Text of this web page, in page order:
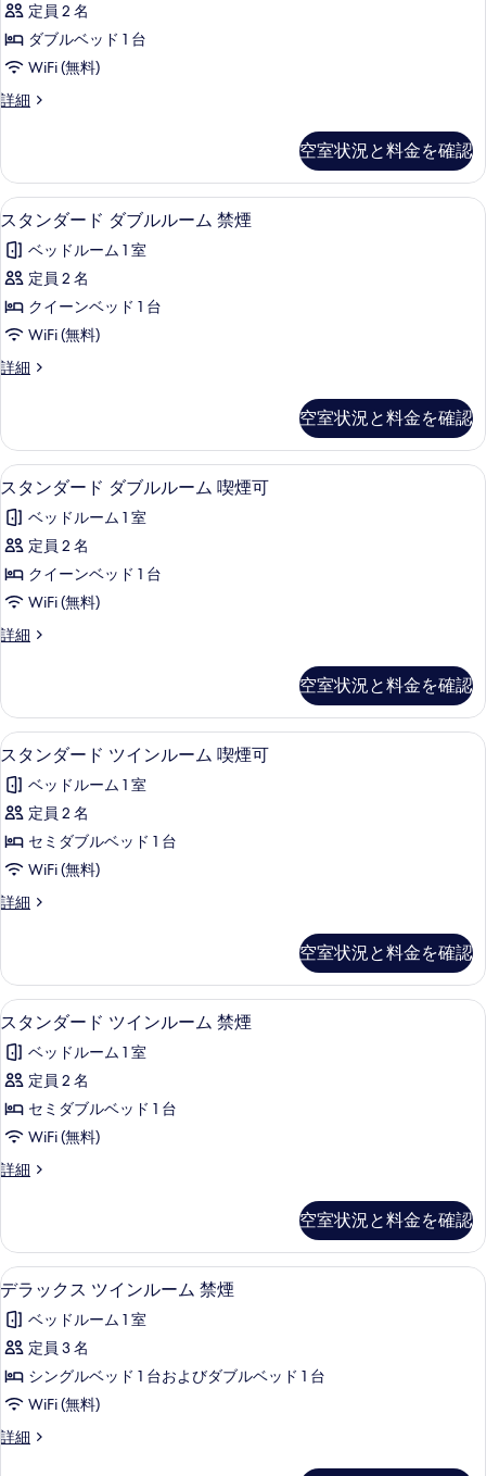
真
を
示
る
煙
の
す
べ
写
真
を
表
示
す
ー
禁
煙
詳
ミ
ー
ブ
ル
ー
ム
喫
煙
可
の
す
の
写
真
を
表
示
る
定員 2 名
ダブルベッド 1 台
WiFi (無料)
詳細
エ
ー
ダ
ブ
ル
ー
喫
煙
の
空室状況と料金を確認
ス
タ
ン
ダ
ー
ダ
ル
ル
ー
ム
禁
煙
の
す
の
写
真
を
表
示
る
デスク、アイロン / アイロン台、
17
スタンダード ダブルルーム 禁煙
ベッドルーム 1 室
定員 2 名
クイーンベッド 1 台
WiFi (無料)
詳細
ス
ー
ド
ダ
ル
ル
ム
禁
の
空室状況と料金を確認
ス
タ
ン
ダ
ー
ダ
ル
ル
ー
ム
喫
煙
可
の
て
の
写
真
を
表
す
デスク、アイロン / アイロン台、
17
スタンダード ダブルルーム 喫煙可
ベッドルーム 1 室
定員 2 名
クイーンベッド 1 台
WiFi (無料)
詳細
ス
ー
ド
ダ
ル
ル
ム
喫
可
空室状況と料金を確認
ス
タ
ン
ダ
ー
ツ
ン
ル
ー
ム
喫
煙
可
の
て
の
写
真
を
表
す
デスク、アイロン / アイロン台、
17
スタンダード ツインルーム 喫煙可
ベッドルーム 1 室
定員 2 名
セミダブルベッド 1 台
WiFi (無料)
詳細
ス
ー
ド
ツ
ン
ル
ム
喫
可
空室状況と料金を確認
ス
タ
ン
ダ
ー
ツ
ン
ル
ー
ム
禁
煙
の
す
デスク、アイロン / アイロン台、
17
スタンダード ツインルーム 禁煙
ベッドルーム 1 室
定員 2 名
セミダブルベッド 1 台
WiFi (無料)
詳細
ス
ー
ド
ツ
ン
ル
ム
禁
の
空室状況と料金を確認
デ
ラ
ッ
ク
ス
イ
デスク、アイロン / アイロン台、
16
デラックス ツインルーム 禁煙
ベッドルーム 1 室
定員 3 名
シングルベッド 1 台およびダブルベッド 1 台
WiFi (無料)
詳細
デ